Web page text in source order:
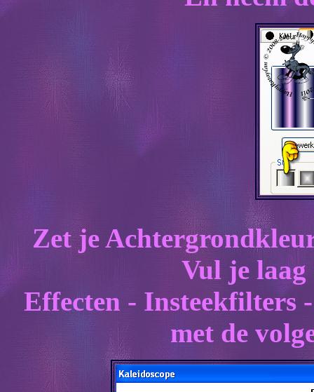
Zet je
Vul je laag
Effecten - Insteekfilters
met de